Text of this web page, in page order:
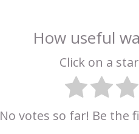
How useful
Click on a
No votes so far! Be the